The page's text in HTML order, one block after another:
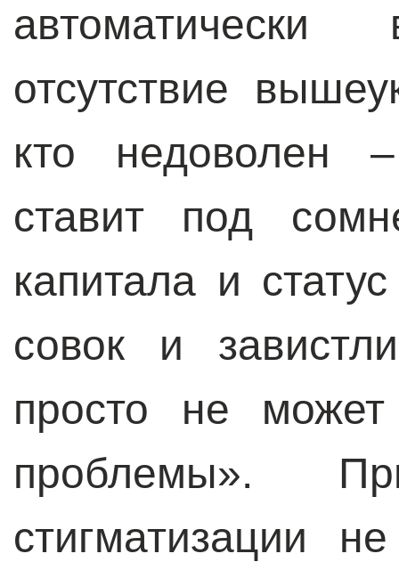
автоматически
отсутствие
кто недоволен
ставит под
капитала и
совок и
просто не
проблемы».
стигматизации